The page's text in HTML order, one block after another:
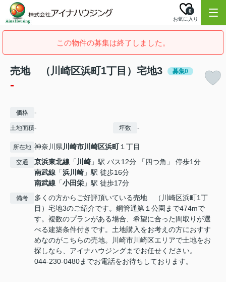
お気に入り
0
この物件の募集は終了しました。
売地 （川崎区浜町1丁目）宅地3 募集0
-
価格 -
土地面積- 坪数 -
所在地 神奈川県川崎市川崎区浜町１丁目
交通 京浜東北線 「 川崎 」駅 バス12分 「四つ角」 停歩1分
南武線 「浜川崎 」駅 徒歩16分
南武線 「小田栄 」駅 徒歩17分
備考
多くの方からご好評頂いている売地 （川崎区浜町1丁
目）宅地3のご紹介です。鋼管通第１公園まで474mで
す。複数のプランがある場合、希望に合った間取りが選
べる建築条件付きです。土地購入をお考えの方におすす
めなのがこちらの売地。川崎市川崎区エリアで土地をお
探しなら、アイナハウジングまでお任せください。
044-230-0480までお電話をお待ちしております。